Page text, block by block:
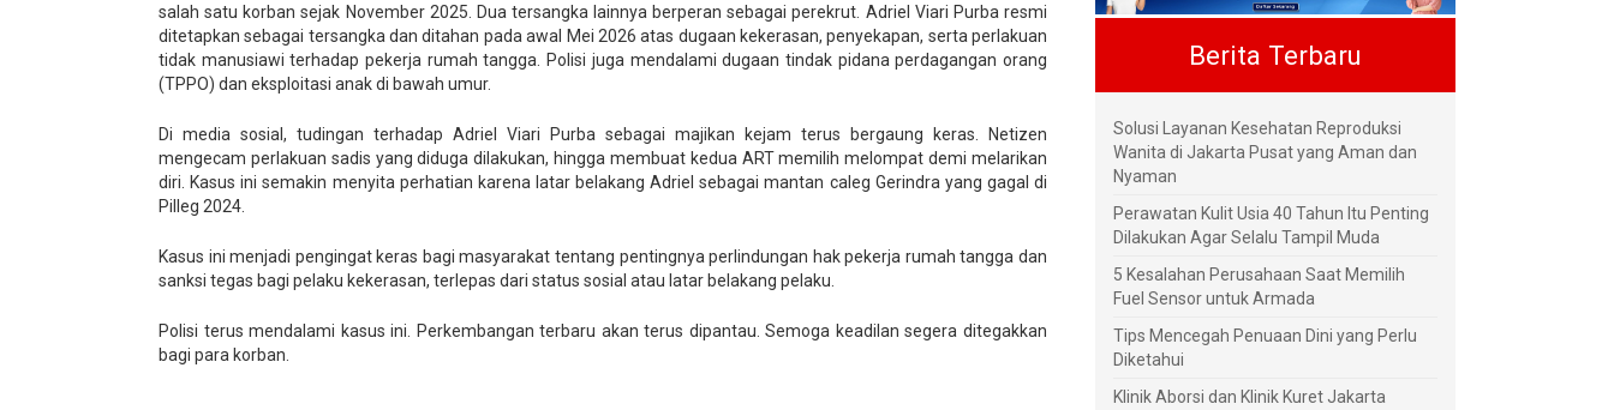
salah satu korban sejak November 2025. Dua tersangka lainnya berperan sebagai perekrut. Adriel Viari Purba resmi
ditetapkan sebagai tersangka dan ditahan pada awal Mei 2026 atas dugaan kekerasan, penyekapan, serta perlakuan
tidak manusiawi terhadap pekerja rumah tangga. Polisi juga mendalami dugaan tindak pidana perdagangan orang
(TPPO) dan eksploitasi anak di bawah umur.
Di media sosial, tudingan terhadap Adriel Viari Purba sebagai majikan kejam terus bergaung keras. Netizen
mengecam perlakuan sadis yang diduga dilakukan, hingga membuat kedua ART memilih melompat demi melarikan
diri. Kasus ini semakin menyita perhatian karena latar belakang Adriel sebagai mantan caleg Gerindra yang gagal di
Pilleg 2024.
Kasus ini menjadi pengingat keras bagi masyarakat tentang pentingnya perlindungan hak pekerja rumah tangga dan
sanksi tegas bagi pelaku kekerasan, terlepas dari status sosial atau latar belakang pelaku.
Polisi terus mendalami kasus ini. Perkembangan terbaru akan terus dipantau. Semoga keadilan segera ditegakkan
bagi para korban.
Berita Terbaru
Solusi Layanan Kesehatan Reproduksi
Wanita di Jakarta Pusat yang Aman dan
Nyaman
Perawatan Kulit Usia 40 Tahun Itu Penting
Dilakukan Agar Selalu Tampil Muda
5 Kesalahan Perusahaan Saat Memilih
Fuel Sensor untuk Armada
Tips Mencegah Penuaan Dini yang Perlu
Diketahui
Klinik Aborsi dan Klinik Kuret Jakarta